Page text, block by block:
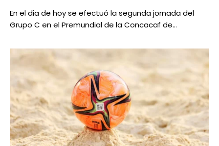
En el dia de hoy se efectuó la segunda jornada del
Grupo C en el Premundial de la Concacaf de…